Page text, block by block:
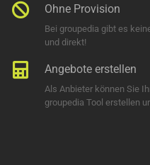
Ohne Provision
Bei groupedia gibt es
und direkt!
Angebote erstellen
Als Anbieter können Sie
groupedia Tool erstellen